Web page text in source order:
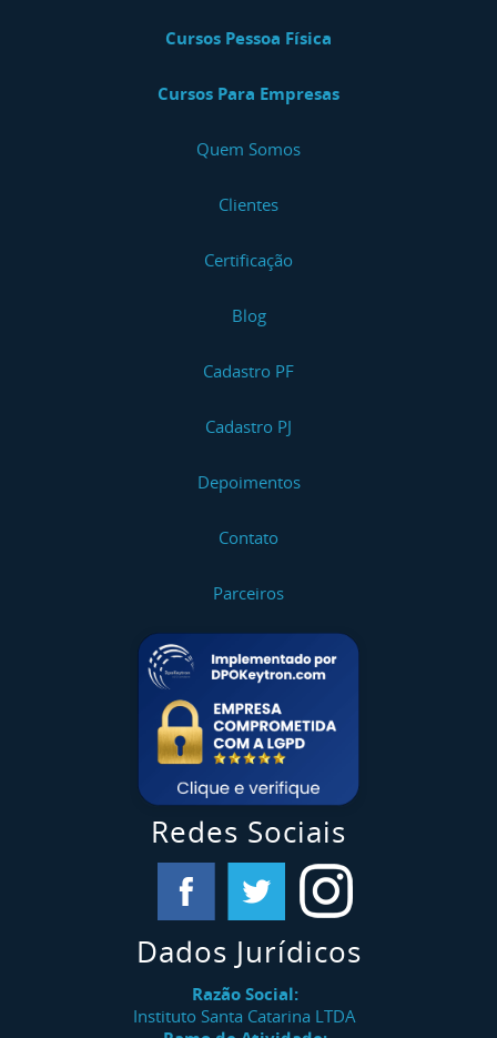
Cursos Pessoa Física
Cursos Para Empresas
Quem Somos
Clientes
Certificação
Blog
Cadastro PF
Cadastro PJ
Depoimentos
Contato
Parceiros
Redes Sociais
Dados Jurídicos
Razão Social:
Instituto Santa Catarina LTDA